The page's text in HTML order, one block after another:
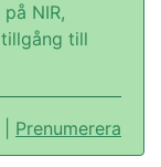
NIR,
till
Prenumerera